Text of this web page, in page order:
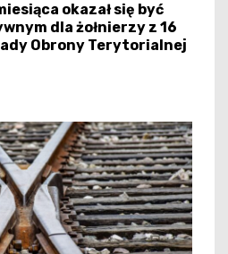
okazał się być
dla żołnierzy z 16
Obrony Terytorialnej